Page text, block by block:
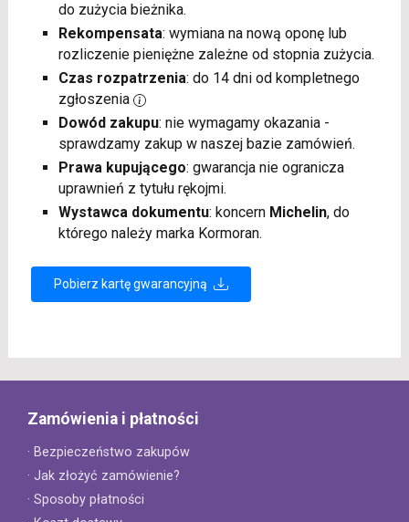
do zużycia bieżnika.
Rekompensata: wymiana na nową oponę lub
rozliczenie pieniężne zależne od stopnia zużycia.
Czas rozpatrzenia: do 14 dni od kompletnego
zgłoszenia
Dowód zakupu: nie wymagamy okazania -
sprawdzamy zakup w naszej bazie zamówień.
Prawa kupującego: gwarancja nie ogranicza
uprawnień z tytułu rękojmi.
Wystawca dokumentu: koncern Michelin, do
którego należy marka Kormoran.
Pobierz kartę gwarancyjną
Zamówienia i płatności
· Bezpieczeństwo zakupów
· Jak złożyć zamówienie?
· Sposoby płatności